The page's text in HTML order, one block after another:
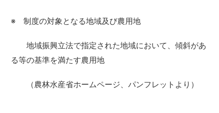
※ 制度の対象となる地域及び農用地
地域振興立法で指定された地域において、傾斜があ
る等の基準を満たす農用地
（農林水産省ホームページ、パンフレットより）